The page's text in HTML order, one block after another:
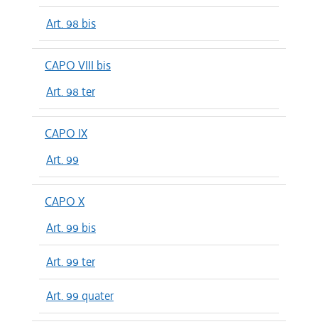
Art. 98 bis
CAPO VIII bis
Art. 98 ter
CAPO IX
Art. 99
CAPO X
Art. 99 bis
Art. 99 ter
Art. 99 quater